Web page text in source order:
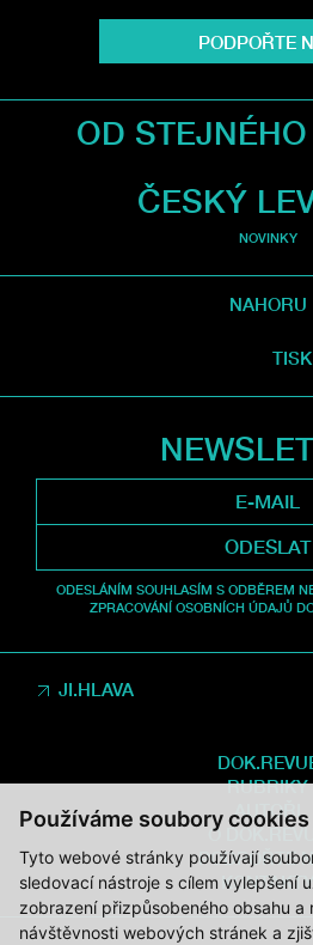
Používáme soubory cookies
Tyto webové stránky používají
sledovací nástroje s cílem vylepšení
zobrazení přizpůsobeného obsahu a
návštěvnosti webových stránek a
PODPOŘTE
OD
ČESKÝ
NOVINKY
NAHORU
TISK
ODESLAT
ODESLÁNÍM SOUHLASÍM S ODBĚREM
ZPRACOVÁNÍ OSOBNÍCH ÚDAJŮ
JI.HLAVA
RUBRIKY
AUTOŘI
O
PODPOŘTE